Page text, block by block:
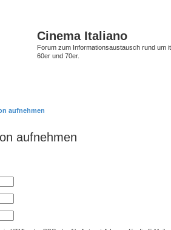
Cinema Italiano
Forum zum Informationsaustausch rund um
60er und 70er.
aufnehmen
aufnehmen